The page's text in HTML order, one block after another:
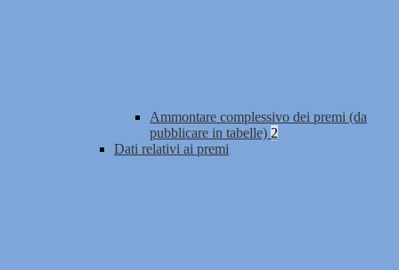
Ammontare complessivo dei premi (da
pubblicare in tabelle) 2
Dati relativi ai premi